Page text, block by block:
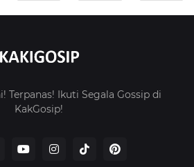
Terpanas! Ikuti Segala Gossip di
KakGosip!